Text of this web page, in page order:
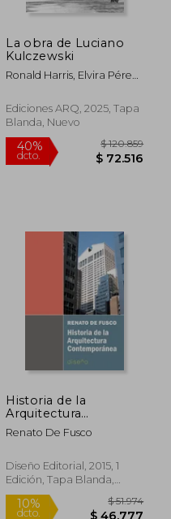
50% $
La obra de Luciano
Kulczewski
Ronald Harris, Elvira Pérez,
Ediciones ARQ, 2025, Tapa
Blanda, Nuevo
Historia de la
Arquitectura
Contemporanea
Renato De Fusco
Diseño Editorial, 2015, 1
Edición, Tapa Blanda,
Nuevo